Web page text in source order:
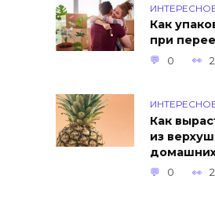
Как
при
0
Как
из
0